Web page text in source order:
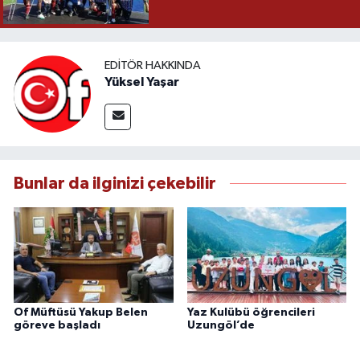
EDITÖR HAKKINDA
Yüksel Yaşar
Bunlar da ilginizi çekebilir
Of Müftüsü Yakup Belen
göreve başladı
Yaz Kulübü öğrencileri
Uzungöl’de